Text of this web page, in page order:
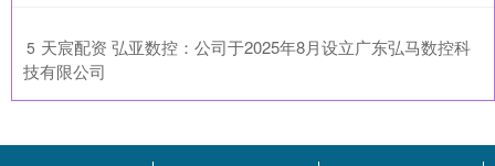
5 ​天宸配资 弘亚数控：公司于2025年8月设立广东弘马数控科
技有限公司